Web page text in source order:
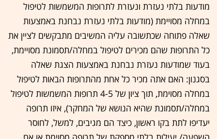
מודעות בלתי נעזרת ונעזרת לתרופות המשמשות לטיפול
במחלה מסויימת (מודעות בלתי נעזרת נבחנת באמצעות
שאלה פתוחה שכתשובה עליה המשיבים מתבקשים לציין את
כל התרופות שהם מכירים לטיפול במחלה/תסמונת מסויימת,
בעוד שמודעות נעזרת נבחנת באמצעות הצגת שאלה
בסגנון: האם אתה מכיר כל אחת מהתרופות הבאות לטיפול
במחלה מסוימת, תוך ציון של 4-5 תרופות המשמשות לטיפול
במחלה/תסמונת שהיא הנושא של המחקר), איזו תרופה
יעדיפו לתת בקו ראשון, כיצד הם מגיבים, למשל, לחוסר